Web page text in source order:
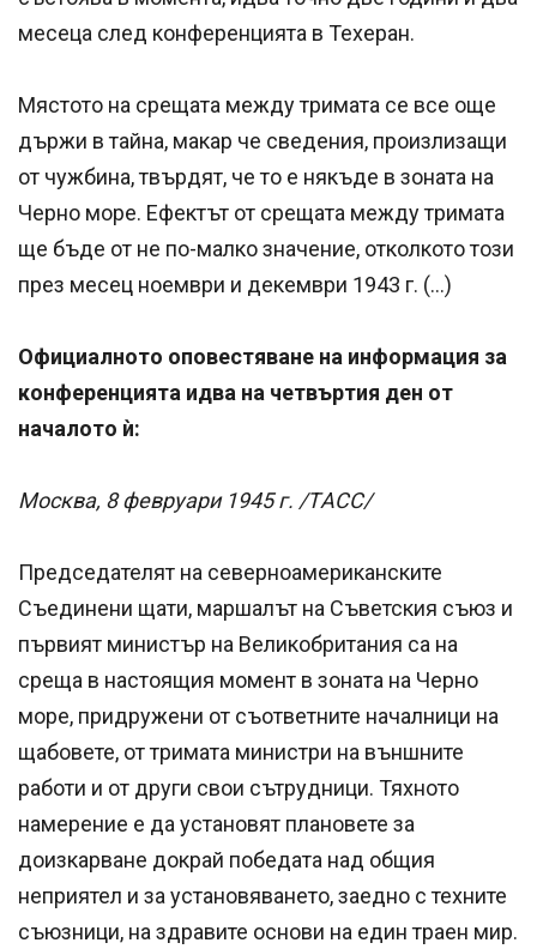
месеца след конференцията в Техеран.
Мястото на срещата между тримата се все още
държи в тайна, макар че сведения, произлизащи
от чужбина, твърдят, че то е някъде в зоната на
Черно море. Ефектът от срещата между тримата
ще бъде от не по-малко значение, отколкото този
през месец ноември и декември 1943 г. (…)
Официалното оповестяване на информация за
конференцията идва на четвъртия ден от
началото ѝ:
Москва, 8 февруари 1945 г. /ТACC/
Председателят на северноамериканските
Съединени щати, маршалът на Съветския съюз и
първият министър на Великобритания са на
среща в настоящия момент в зоната на Черно
море, придружени от съответните началници на
щабовете, от тримата министри на външните
работи и от други свои сътрудници. Тяхното
намерение е да установят плановете за
доизкарване докрай победата над общия
неприятел и за установяването, заедно с техните
съюзници, на здравите основи на един траен мир.